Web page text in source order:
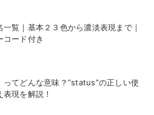
一覧｜基本２３色から濃淡表現まで｜
コード付き
ってどんな意味？”status”の正しい使
現を解説！